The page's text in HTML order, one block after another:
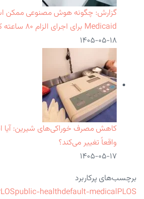
گزارش: چگونه هوش مصنوعی ممکن
Medicaid برای اجرای الزام ۸۰ ساعته کار کمک کند
۱۴۰۵-۰۵-۱۸
کاهش مصرف خوراکی‌های شیرین: آیا
واقعاً تغییر می‌کند؟
۱۴۰۵-۰۵-۱۷
برچسب‌های پرکاربرد
public-healthdefault-medicalPLOS